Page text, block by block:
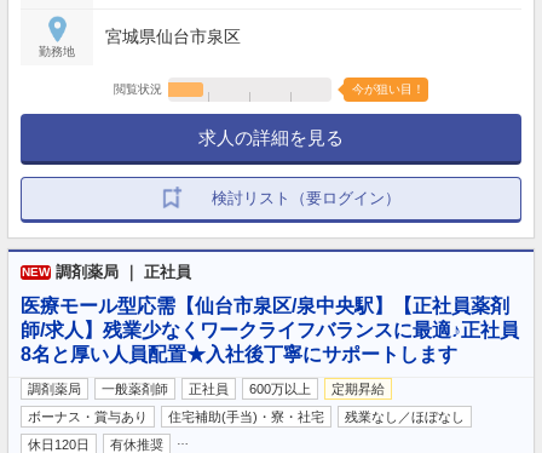
勤務地
宮城県仙台市泉区
閲覧状況 今が狙い目！
求人の詳細を見る
検討リスト（要ログイン）
NEW 調剤薬局 ｜ 正社員
医療モール型応需【仙台市泉区/泉中央駅】【正社員薬剤
師/求人】残業少なくワークライフバランスに最適♪正社員
8名と厚い人員配置★入社後丁寧にサポートします
調剤薬局 一般薬剤師 正社員 600万以上
定期昇給
ボーナス・賞与あり
住宅補助(手当)・寮・社宅
残業なし／ほぼなし
休日120日
有休推奨